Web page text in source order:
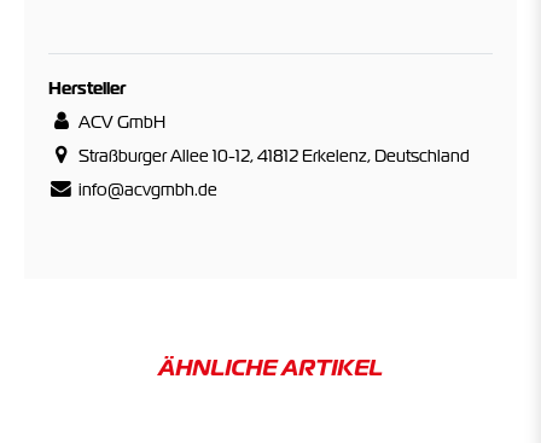
Hersteller
ACV GmbH
Straßburger Allee 10-12, 41812 Erkelenz, Deutschland
info@acvgmbh.de
ÄHNLICHE ARTIKEL